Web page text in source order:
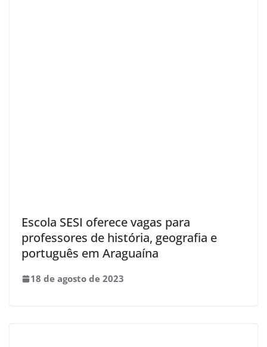
Escola SESI oferece vagas para
professores de história, geografia e
português em Araguaína
18 de agosto de 2023